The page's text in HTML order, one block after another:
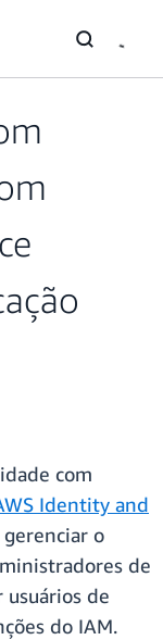
com
Identity and
gerenciar o
de
usuários de
do IAM.